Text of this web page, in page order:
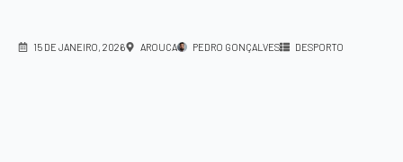
15 DE JANEIRO, 2026 AROUCA PEDRO GONÇALVES DESPORTO